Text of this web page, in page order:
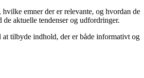
emner der er relevante, og hvordan de
aktuelle tendenser og udfordringer.
tilbyde indhold, der er både informativt og